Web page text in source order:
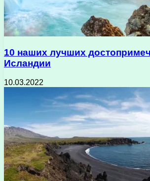
10 наших лучших
Исландии
10.03.2022